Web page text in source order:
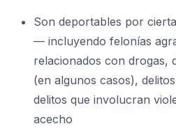
Son deportables por
— incluyendo felonías
relacionados con drogas,
(en algunos casos),
delitos que involucran
acecho